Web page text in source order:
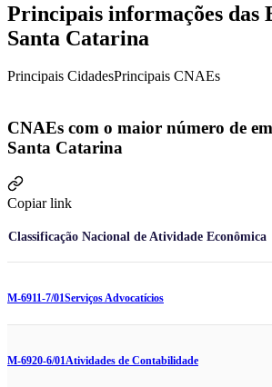
Principais informações das
Santa Catarina
Principais CidadesPrincipais CNAEs
CNAEs com o maior número de
Santa Catarina
Copiar link
Classificação Nacional de Atividade Econômica
M-6911-7/01Serviços Advocatícios
M-6920-6/01Atividades de Contabilidade